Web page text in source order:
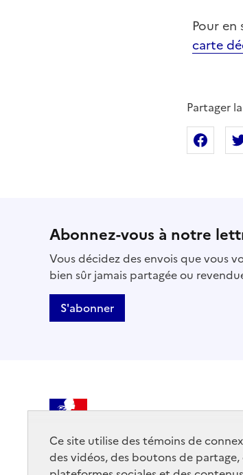
Ce site utilise des témoins de
des vidéos, des boutons de
Pour
carte
Partager
Abonnez-vous à notre
Vous décidez des envois que vous
bien sûr jamais partagée ou
S'abonner
DE LA CULTURE